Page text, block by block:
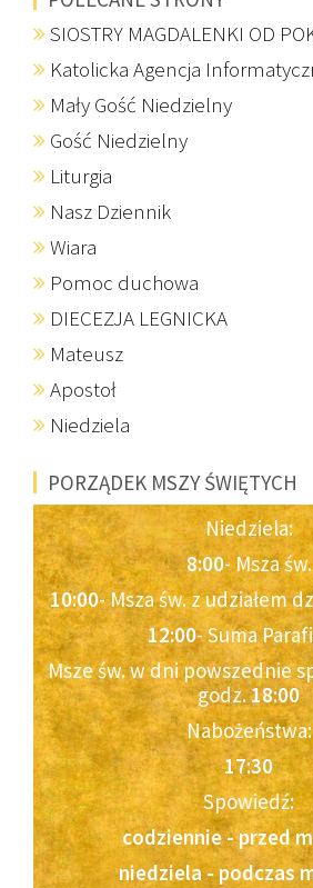
SIOSTRY MAGDALENKI OD
Katolicka Agencja
Mały Gość Niedzielny
Gość Niedzielny
Liturgia
Nasz Dziennik
Wiara
Pomoc duchowa
DIECEZJA LEGNICKA
Mateusz
Apostoł
Niedziela
PORZĄDEK MSZY ŚWIĘTYCH
Niedziela:
8:00- Msza św.
10:00- Msza św. z udziałem
12:00- Suma
Msze św. w dni powszednie
godz.18:00
Nabożeństwa:
17:30
Spowiedź:
codziennie - przed
niedziela - podczas